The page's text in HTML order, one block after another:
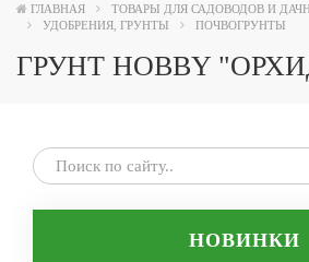
ГЛАВНАЯ
ТОВАРЫ ДЛЯ САДОВОДОВ И
УДОБРЕНИЯ, ГРУНТЫ
ПОЧВОГРУНТЫ
ГРУНТ HOBBY
НОВИНКИ